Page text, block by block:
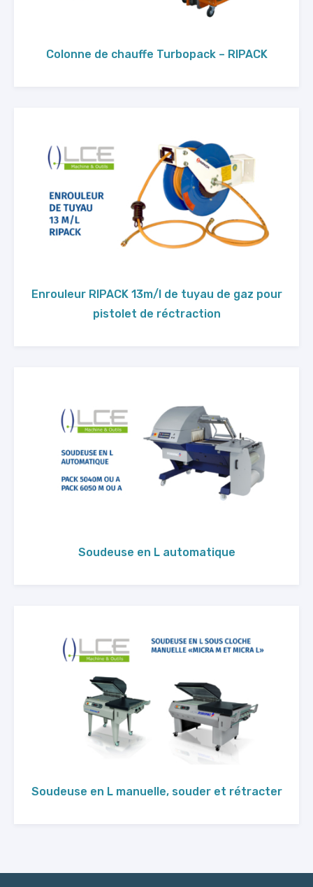
Colonne de chauffe Turbopack – RIPACK
Enrouleur RIPACK 13m/l de tuyau de gaz pour
pistolet de réctraction
Soudeuse en L automatique
Soudeuse en L manuelle, souder et rétracter